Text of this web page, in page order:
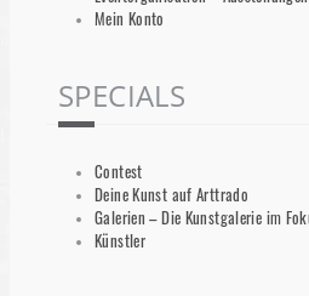
Mein Konto
SPECIALS
Contest
Deine Kunst auf Arttrado
Galerien – Die Kunstgalerie im
Künstler